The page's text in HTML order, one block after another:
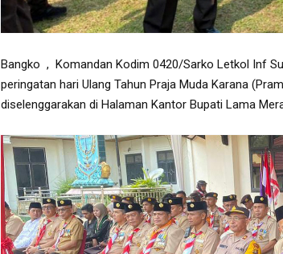
Bangko , Komandan Kodim 0420/Sarko Letkol Inf
peringatan hari Ulang Tahun Praja Muda Karana
diselenggarakan di Halaman Kantor Bupati Lama